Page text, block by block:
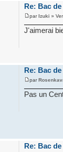
Re: Bac
parIzuki »
J'aimerai
Re: Bac
par
Pas un
Re: Bac